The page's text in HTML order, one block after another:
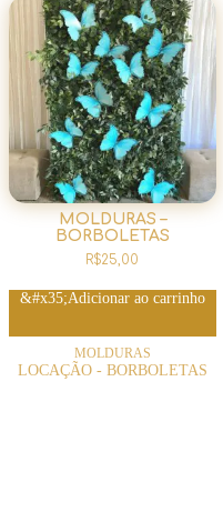
MOLDURAS –
BORBOLETAS
R$25,00
Adicionar ao carrinho
MOLDURAS
LOCAÇÃO - BORBOLETAS